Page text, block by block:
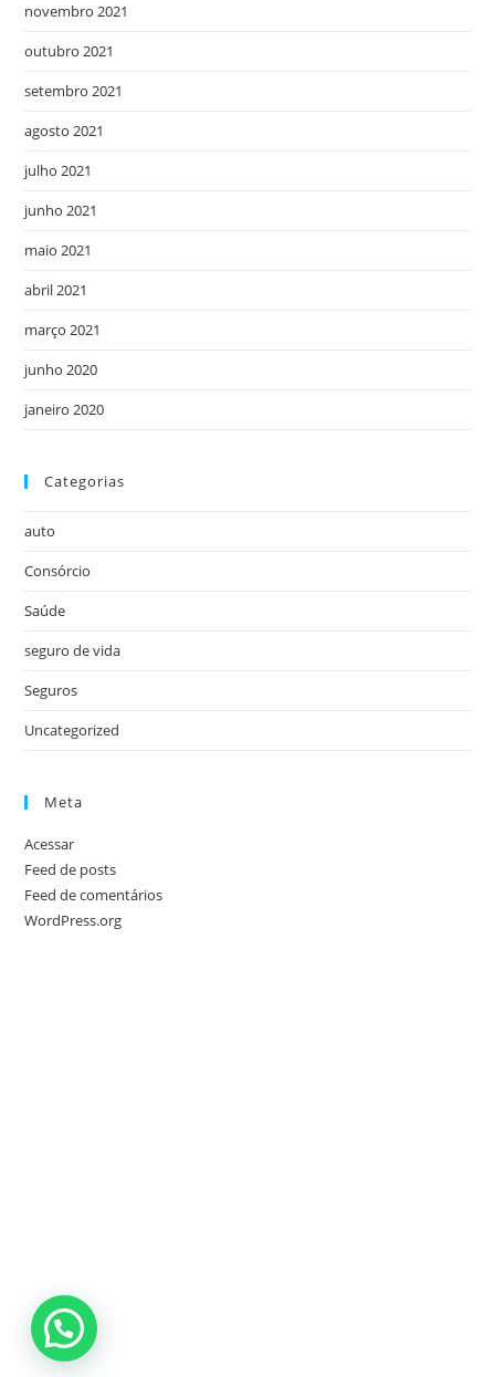
novembro 2021
outubro 2021
setembro 2021
agosto 2021
julho 2021
junho 2021
maio 2021
abril 2021
março 2021
junho 2020
janeiro 2020
Categorias
auto
Consórcio
Saúde
seguro de vida
Seguros
Uncategorized
Meta
Acessar
Feed de posts
Feed de comentários
WordPress.org